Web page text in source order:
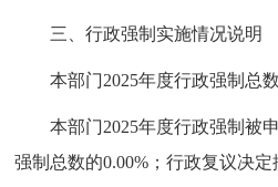
三、行政强制实施情况说明
本部门2025年度行政强制总数
本部门2025年度行政强制被
强制总数的0.00%；行政复议决